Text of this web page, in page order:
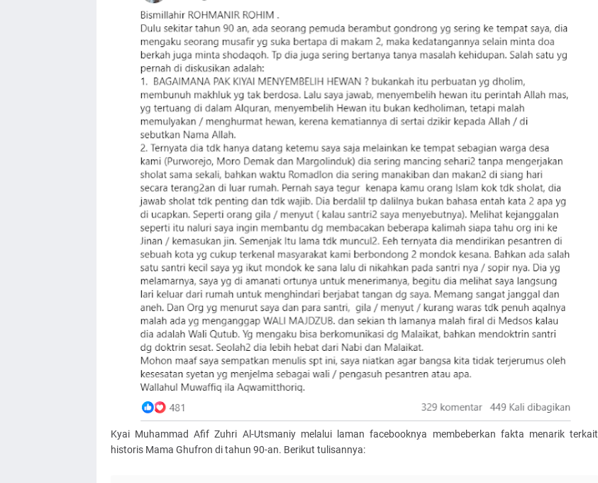
Kyai Muhammad Afif Zuhri Al-Utsmaniy melalui laman facebooknya membeberkan fakta menarik terkait
historis Mama Ghufron di tahun 90-an. Berikut tulisannya: